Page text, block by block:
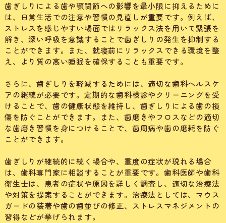
歯ぎしりによる歯や顎関節への影響を最小限に抑えるために
は、日常生活での注意や習慣の見直しが重要です。例えば、
ストレスを感じやすい場面ではリラックス法を用いて緊張を
解き、深い呼吸を意識することで歯ぎしりの発生を抑制する
ことができます。また、就寝前にリラックスできる環境を整
え、より質の高い睡眠を確保することも重要です。
さらに、歯ぎしりを軽減するためには、適切な歯科ヘルスケ
アの継続が必要です。定期的な歯科検診やクリーニングを受
けることで、歯の健康状態を維持し、歯ぎしりによる歯の損
傷を防ぐことができます。また、歯磨きやフロスなどの適切
な歯磨き習慣を身につけることで、歯周病や歯の磨耗を防ぐ
ことができます。
歯ぎしりが継続的に続く場合や、重度の症状が現れる場合
は、歯科専門家に相談することが重要です。歯科医師や歯科
衛生士は、患者の症状や原因を詳しく調査し、適切な治療法
や対策を提案することができます。治療法としては、マウス
ガードの装着や歯の歯並びの修正、ストレスマネジメントの
習得などが挙げられます。